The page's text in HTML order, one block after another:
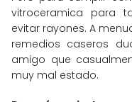
vitroceramica para
evitar rayones. A
remedios caseros
amigo que
muy mal estado.